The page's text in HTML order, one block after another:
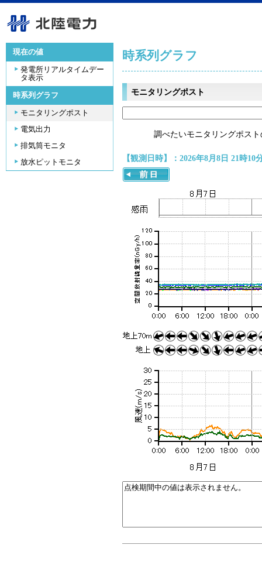
現在の値
発電所リアルタイムデー
タ表示
時系列グラフ
モニタリングポスト
電気出力
排気筒モニタ
放水ピットモニタ
時系列グラフ
モニタリングポスト
調べたいモニタリングポス
【観測日時】：2026年8月8日 21時10